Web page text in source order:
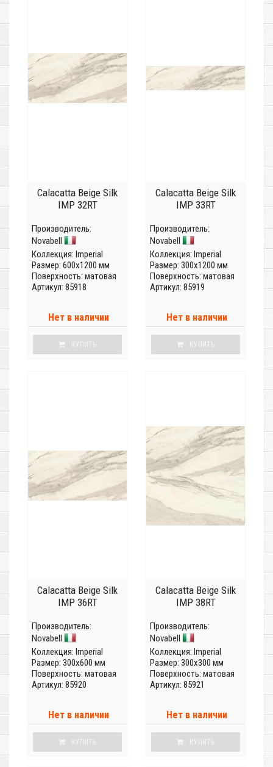
Calacatta Beige Silk
IMP 32RT
Производитель:
Novabell
Коллекция: Imperial
Размер: 600x1200 мм
Поверхность: матовая
Артикул: 85918
Нет в наличии
КУПИТЬ
Calacatta Beige Silk
IMP 33RT
Производитель:
Novabell
Коллекция: Imperial
Размер: 300x1200 мм
Поверхность: матовая
Артикул: 85919
Нет в наличии
КУПИТЬ
Calacatta Beige Silk
IMP 36RT
Производитель:
Novabell
Коллекция: Imperial
Размер: 300x600 мм
Поверхность: матовая
Артикул: 85920
Нет в наличии
КУПИТЬ
Calacatta Beige Silk
IMP 38RT
Производитель:
Novabell
Коллекция: Imperial
Размер: 300x300 мм
Поверхность: матовая
Артикул: 85921
Нет в наличии
КУПИТЬ